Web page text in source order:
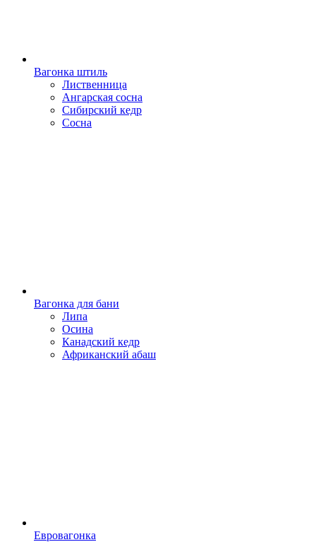
Вагонка штиль
Лиственница
Ангарская сосна
Сибирский кедр
Сосна
Вагонка для бани
Липа
Осина
Канадский кедр
Африканский абаш
Евровагонка